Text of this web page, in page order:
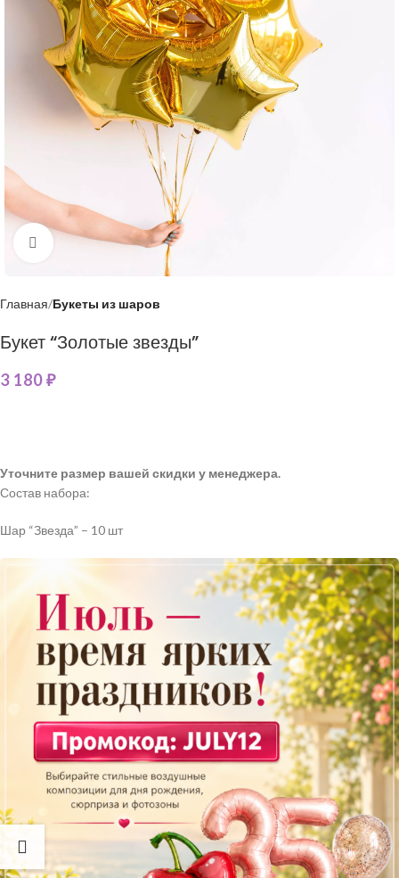
Нажмите, чтобы увеличить
Главная Букеты из шаров
Букет “Золотые звезды”
3 180₽
Уточните размер вашей скидки у менеджера.
Состав набора:
Шар “Звезда” – 10 шт